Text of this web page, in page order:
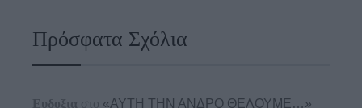
Πρόσφατα Σχόλια
Ευδοξια στο «ΑΥΤΗ ΤΗΝ ΑΝΔΡΟ ΘΕΛΟΥΜΕ…»